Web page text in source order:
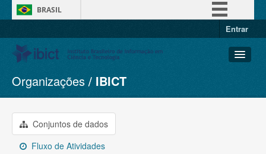
BRASIL
Entrar
Conjuntos de dados
Organizações
Grupos
Sobre
Organizações IBICT
Conjuntos de dados
Fluxo de Atividades